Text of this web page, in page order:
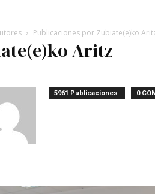
Publicaciones por Zubiate(e)ko
Aritz
5961 Publicaciones 0